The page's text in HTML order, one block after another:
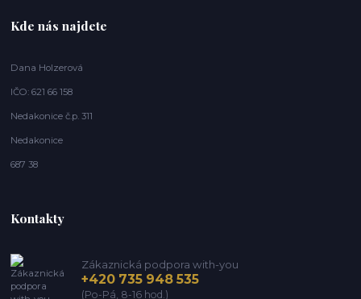
Kde nás najdete
Dana Holzerová
IČO: 621 66 158
Nedakonice č.p. 311
Nedakonice
687 38
Kontakty
Zákaznická podpora with-you
+420 735 948 535
(Po-Pá, 8-16 hod.)